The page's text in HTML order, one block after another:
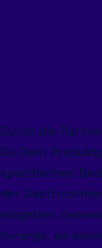
Durch die
Du Dein
spezifischen
der
eingehen.
Synergie, die